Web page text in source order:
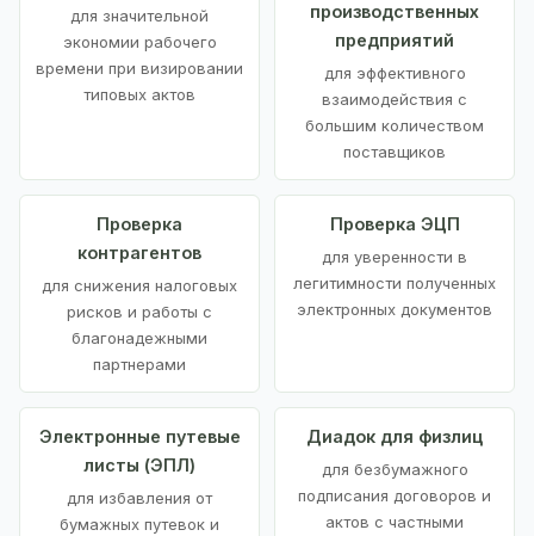
для значительной
экономии рабочего
времени при визировании
типовых актов
производственных
предприятий
для эффективного
взаимодействия с
большим количеством
поставщиков
Проверка
контрагентов
для снижения налоговых
рисков и работы с
благонадежными
партнерами
Проверка ЭЦП
для уверенности в
легитимности полученных
электронных документов
Электронные путевые
листы (ЭПЛ)
для избавления от
бумажных путевок и
Диадок для физлиц
для безбумажного
подписания договоров и
актов с частными